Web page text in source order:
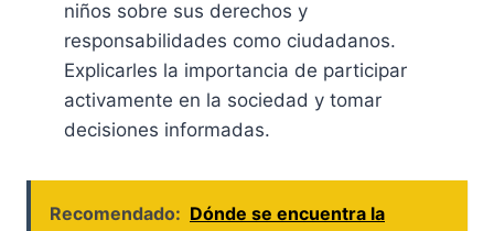
niños sobre sus derechos y
responsabilidades como ciudadanos.
Explicarles la importancia de participar
activamente en la sociedad y tomar
decisiones informadas.
Recomendado: Dónde se encuentra la